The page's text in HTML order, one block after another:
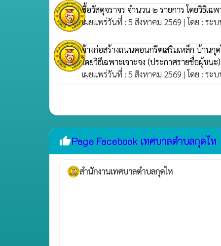
ซื้อวัสดุจราจร จำนวน ๒ รายการ โดยวิธีเฉพ
เผยแพร่วันที่ : 5 สิงหาคม 2569 | โดย : ระ
จ้างก่อสร้างถนนคอนกรีตเสริมเหล็ก บ้าน
โดยวิธีเฉพาะเจาะจง (ประกาศรายชื่อผู้ชนะ)
เผยแพร่วันที่ : 5 สิงหาคม 2569 | โดย : ระ
thumb_upPage Facebook เทศบาลตำบลกุดไห
สำนักงานเทศบาลตำบลกุดไห